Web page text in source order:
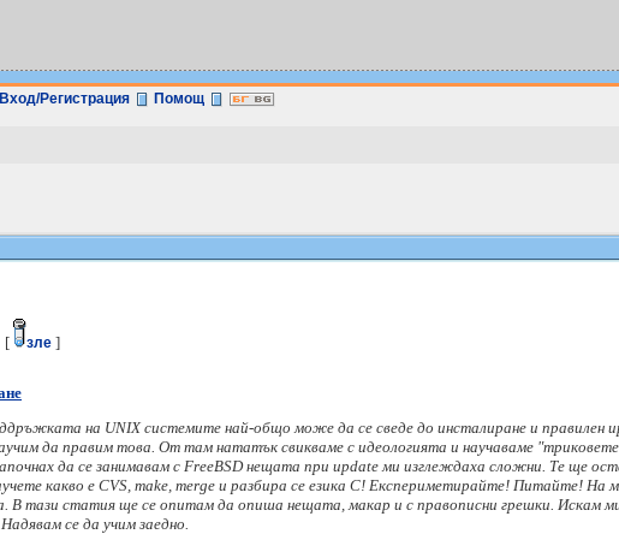
Вход/Регистрация Помощ
[ зле ]
на UNIX системите най-общо може да се сведе до инсталиране и правилен
да правим това. От там нататък свикваме с идеологията и научаваме
да се занимавам с FreeBSD нещата при update ми изглеждаха сложни. Те ще
какво е CVS, make, merge и разбира се езика С! Експериметирайте! Питайте! На
В тази статия ще се опитам да опиша нещата, макар и с правописни грешки. Искам ми
се да учим заедно.